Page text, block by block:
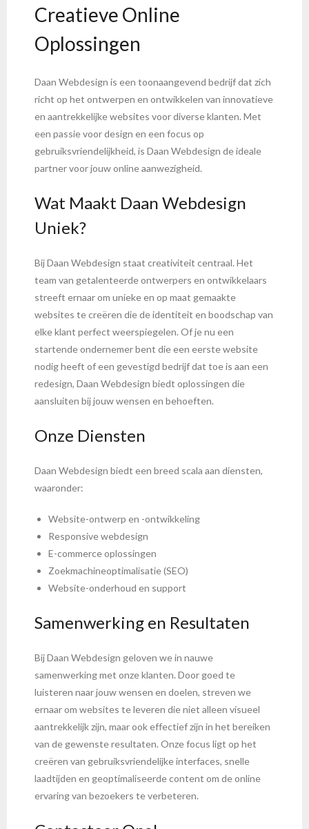
Creatieve Online
Oplossingen
Daan Webdesign is een toonaangevend bedrijf dat zich
richt op het ontwerpen en ontwikkelen van innovatieve
en aantrekkelijke websites voor diverse klanten. Met
een passie voor design en een focus op
gebruiksvriendelijkheid, is Daan Webdesign de ideale
partner voor jouw online aanwezigheid.
Wat Maakt Daan Webdesign
Uniek?
Bij Daan Webdesign staat creativiteit centraal. Het
team van getalenteerde ontwerpers en ontwikkelaars
streeft ernaar om unieke en op maat gemaakte
websites te creëren die de identiteit en boodschap van
elke klant perfect weerspiegelen. Of je nu een
startende ondernemer bent die een eerste website
nodig heeft of een gevestigd bedrijf dat toe is aan een
redesign, Daan Webdesign biedt oplossingen die
aansluiten bij jouw wensen en behoeften.
Onze Diensten
Daan Webdesign biedt een breed scala aan diensten,
waaronder:
Website-ontwerp en -ontwikkeling
Responsive webdesign
E-commerce oplossingen
Zoekmachineoptimalisatie (SEO)
Website-onderhoud en support
Samenwerking en Resultaten
Bij Daan Webdesign geloven we in nauwe
samenwerking met onze klanten. Door goed te
luisteren naar jouw wensen en doelen, streven we
ernaar om websites te leveren die niet alleen visueel
aantrekkelijk zijn, maar ook effectief zijn in het bereiken
van de gewenste resultaten. Onze focus ligt op het
creëren van gebruiksvriendelijke interfaces, snelle
laadtijden en geoptimaliseerde content om de online
ervaring van bezoekers te verbeteren.